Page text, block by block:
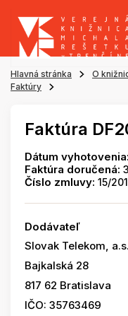
Hlavná stránka O
Faktúry
Faktúra
Dátum vyhotovenia:
Faktúra doručená:
Číslo zmluvy: 15/
Dodávateľ
Slovak Telekom, a.s.
Bajkalská 28
817 62 Bratislava
IČO: 35763469